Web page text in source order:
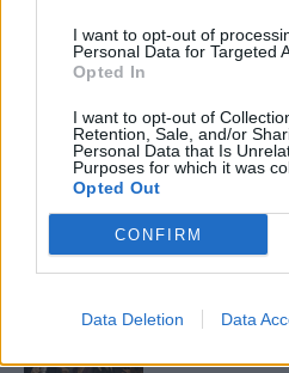
I want to opt-out of
Personal Data for Targeted
Opted In
I want to opt-out of
Retention, Sale, and/or
Personal Data that Is
Purposes for which it was
Opted Out
CONFIRM
Data Deletion Data
13. rész
Woody Allen
A világ